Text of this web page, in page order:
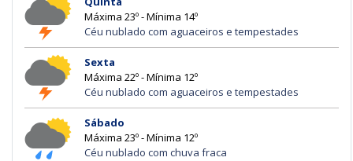
Máxima 23º - Mínima 14º
Céu nublado com aguaceiros e tempestades
Sexta
Máxima 22º - Mínima 12º
Céu nublado com aguaceiros e tempestades
Sábado
Máxima 23º - Mínima 12º
Céu nublado com chuva fraca